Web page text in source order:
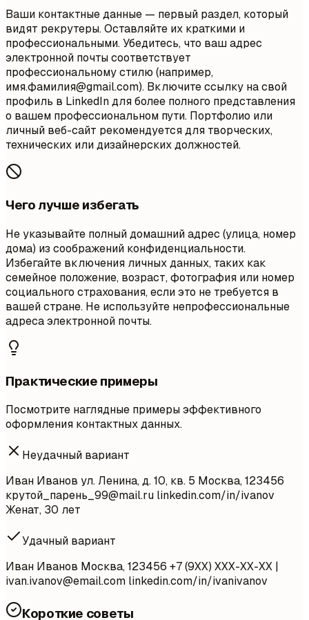
Ваши контактные данные — первый раздел, который
видят рекрутеры. Оставляйте их краткими и
профессиональными. Убедитесь, что ваш адрес
электронной почты соответствует
профессиональному стилю (например,
имя.фамилия@gmail.com). Включите ссылку на свой
профиль в LinkedIn для более полного представления
о вашем профессиональном пути. Портфолио или
личный веб-сайт рекомендуется для творческих,
технических или дизайнерских должностей.
Чего лучше избегать
Не указывайте полный домашний адрес (улица, номер
дома) из соображений конфиденциальности.
Избегайте включения личных данных, таких как
семейное положение, возраст, фотография или номер
социального страхования, если это не требуется в
вашей стране. Не используйте непрофессиональные
адреса электронной почты.
Практические примеры
Посмотрите наглядные примеры эффективного
оформления контактных данных.
Неудачный вариант
Иван Иванов ул. Ленина, д. 10, кв. 5 Москва, 123456
крутой_парень_99@mail.ru linkedin.com/in/ivanov
Женат, 30 лет
Удачный вариант
Иван Иванов Москва, 123456 +7 (9XX) XXX-XX-XX |
ivan.ivanov@email.com linkedin.com/in/ivanivanov
Короткие советы